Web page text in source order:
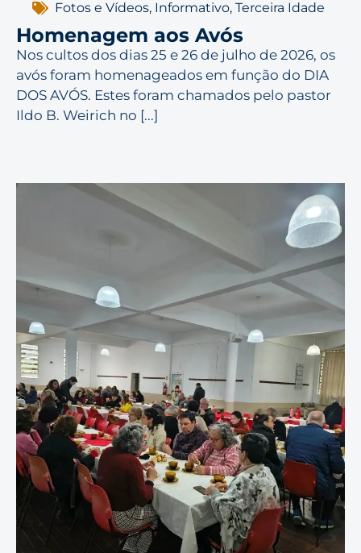
Fotos e Vídeos, Informativo,Terceira Idade
Homenagem aos Avós
Nos cultos dos dias 25 e 26 de julho de 2026, os
avós foram homenageados em função do DIA
DOS AVÓS. Estes foram chamados pelo pastor
Ildo B. Weirich no [...]